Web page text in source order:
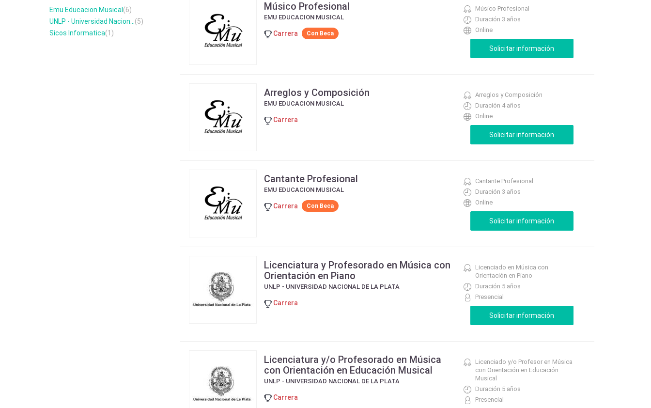
Emu Educacion Musical (6)
UNLP - Universidad Nacion... (5)
Sicos Informatica(1)
Músico Profesional
EMU EDUCACION MUSICAL
Carrera Con Beca
Músico Profesional
Duración 3 años
Online
Arreglos y Composición
EMU EDUCACION MUSICAL
Carrera
Arreglos y Composición
Duración 4 años
Online
Cantante Profesional
EMU EDUCACION MUSICAL
Carrera Con Beca
Cantante Profesional
Duración 3 años
Online
Licenciatura y Profesorado en Música con
Orientación en Piano
UNLP - UNIVERSIDAD NACIONAL DE LA PLATA
Carrera
Licenciado en Música con
Orientación en Piano
Duración 5 años
Presencial
Licenciatura y/o Profesorado en Música
con Orientación en Educación Musical
UNLP - UNIVERSIDAD NACIONAL DE LA PLATA
Carrera
Licenciado y/o Profesor en Música
con Orientación en Educación
Musical
Duración 5 años
Presencial